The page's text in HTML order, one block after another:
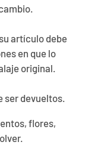
artículo debe
en que lo
original.
ser devueltos.
flores,